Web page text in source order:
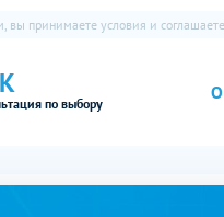
по выбору О
вы принимаете условия и